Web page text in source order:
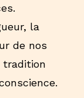
la
de nos
tradition